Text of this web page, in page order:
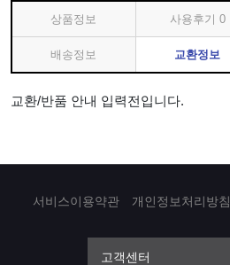
상품정보 사용후기 0
배송정보 교환정보
교환/반품 안내 입력전입니다.
서비스이용약관 개인정보처리방침
고객센터